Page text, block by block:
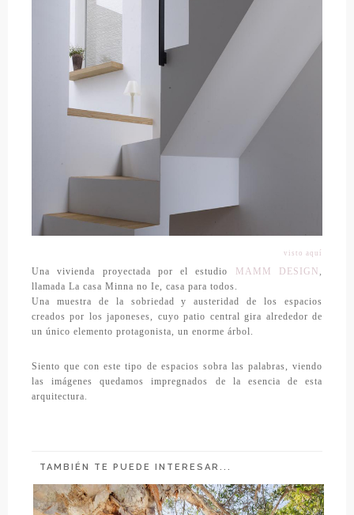
visto aquí
Una vivienda proyectada por el estudio MAMM DESIGN ,
llamada La casa Minna no Ie, casa para todos.
Una muestra de la sobriedad y austeridad de los espacios
creados por los japoneses, cuyo patio central gira alrededor de
un único elemento protagonista, un enorme árbol.
Siento que con este tipo de espacios sobra las palabras, viendo
las imágenes quedamos impregnados de la esencia de esta
arquitectura.
TAMBIÉN TE PUEDE INTERESAR...